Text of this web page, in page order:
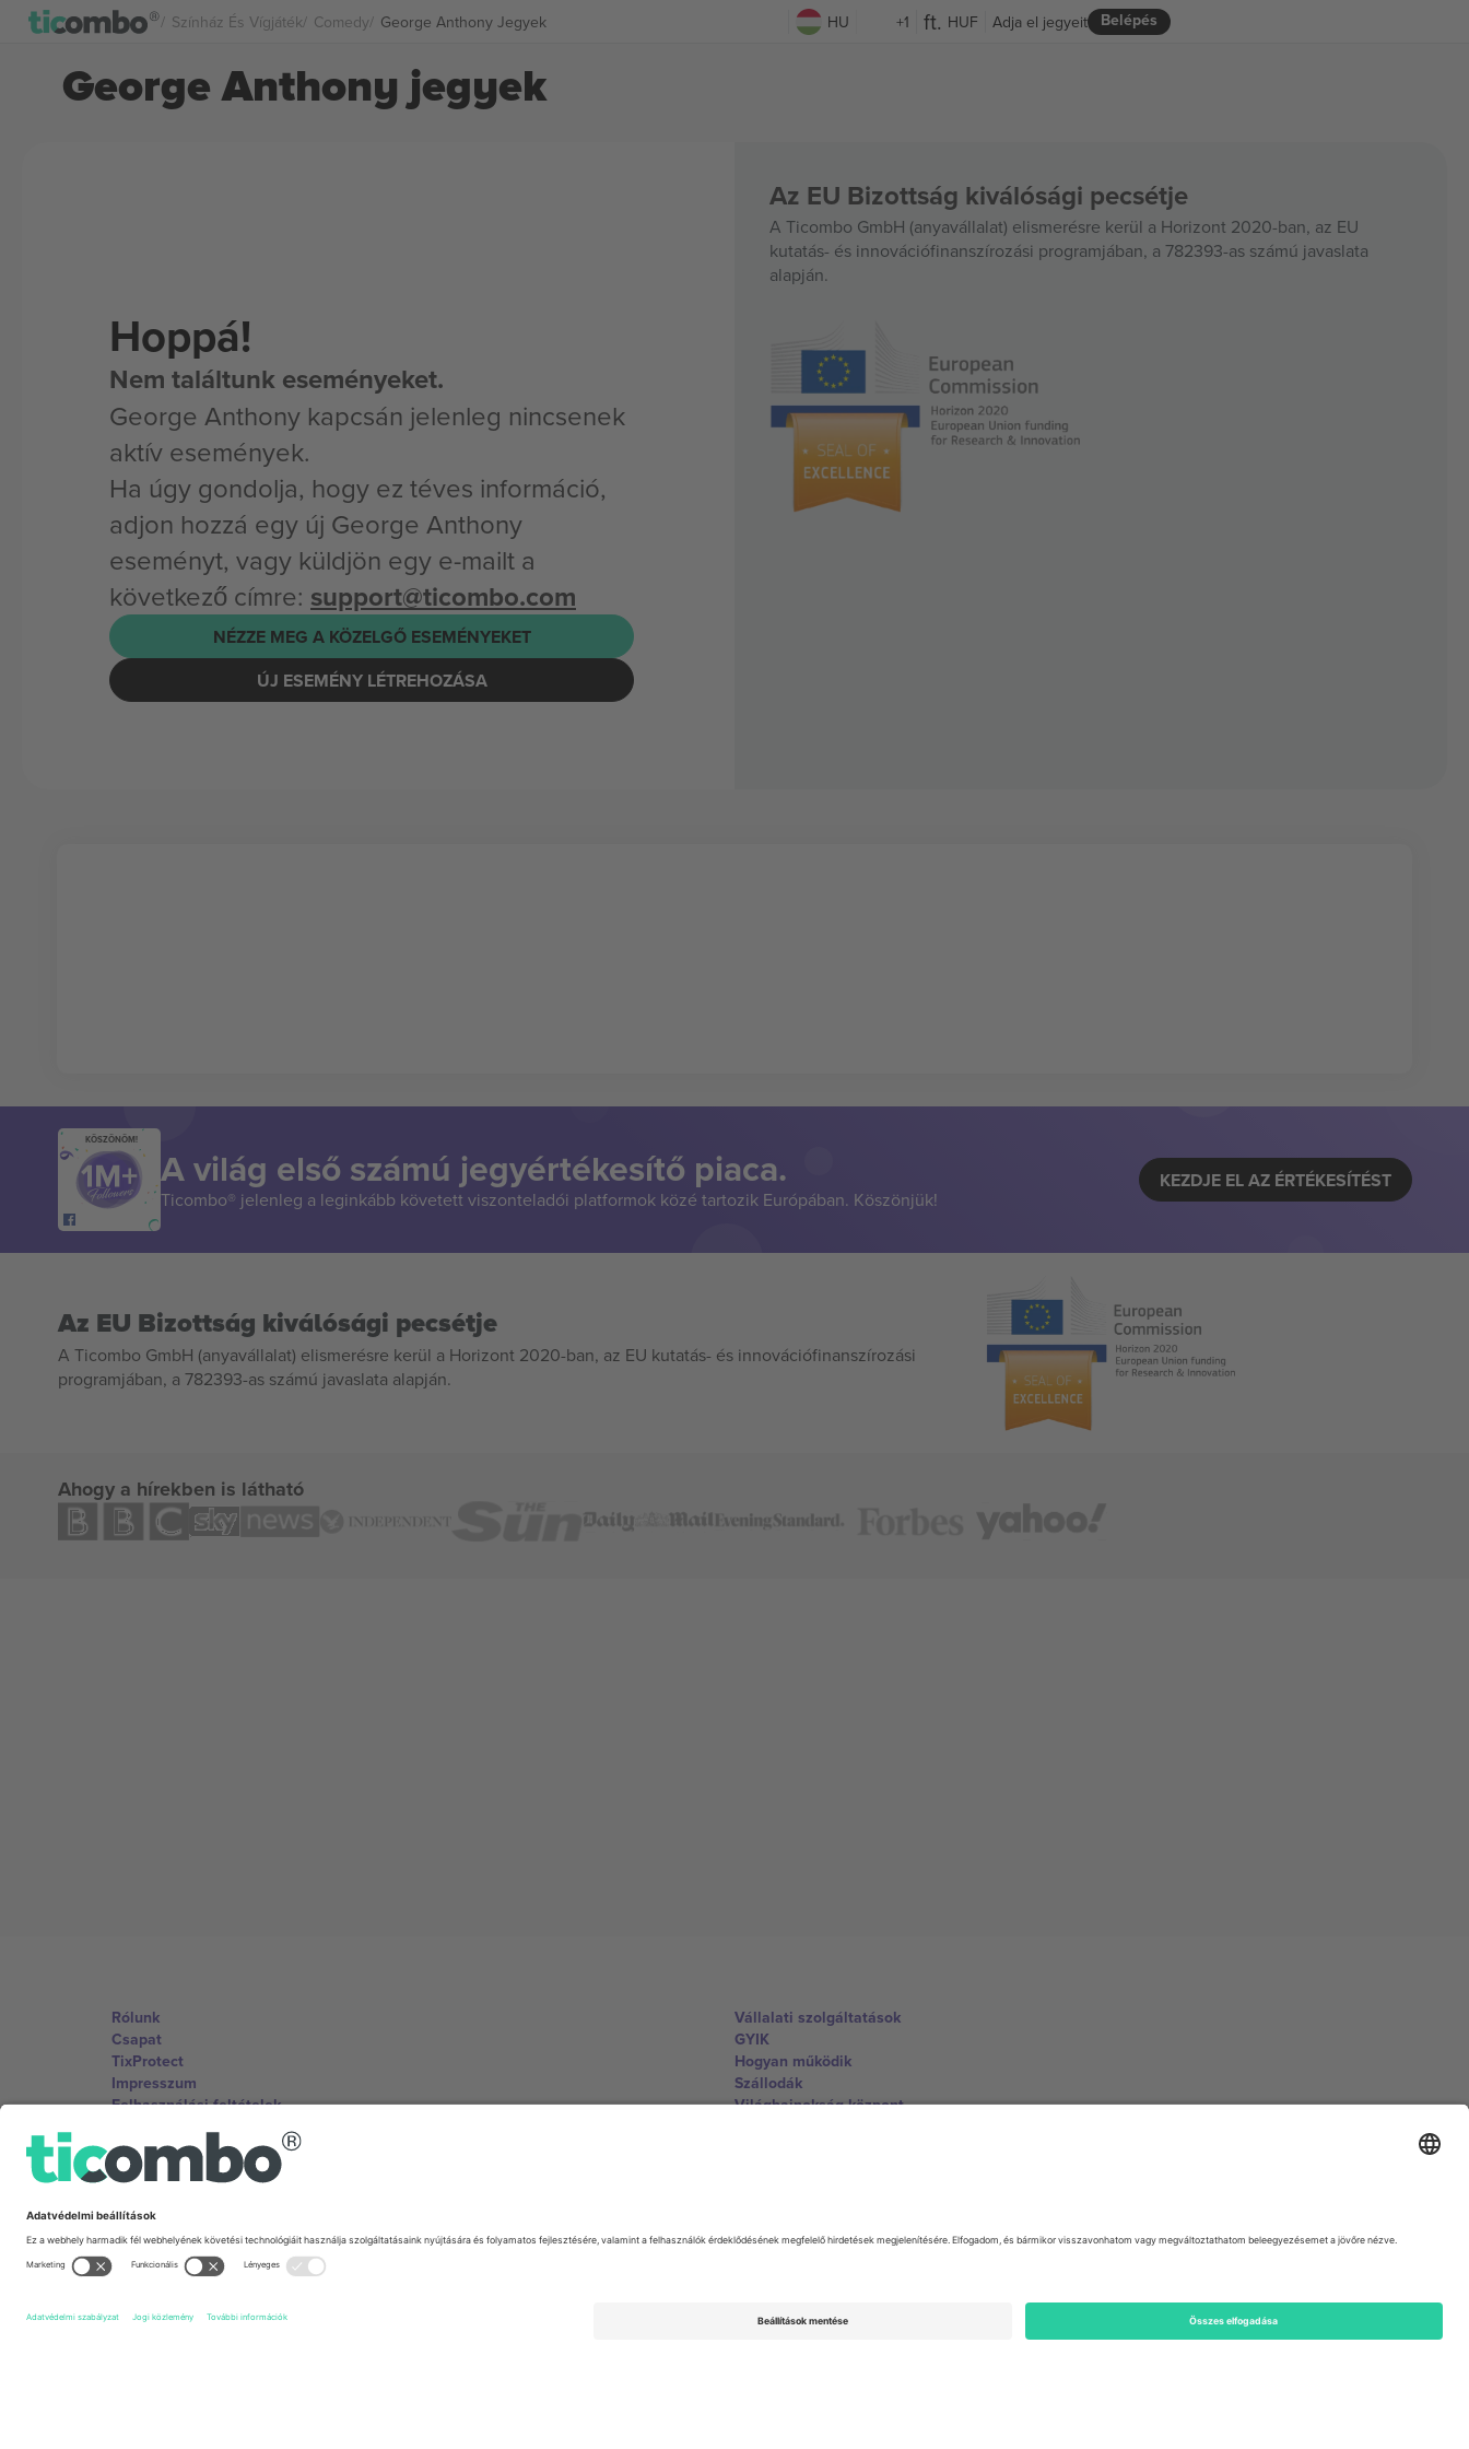
Színház És Vígjáték Comedy George Anthony Jegyek HU +1 HUF Belépés
Adja el jegyeit
George Anthony jegyek
Hoppá!
Nem találtunk eseményeket.
George Anthony kapcsán jelenleg nincsenek
aktív események.
Ha úgy gondolja, hogy ez téves információ,
adjon hozzá egy új George Anthony
eseményt, vagy küldjön egy e-mailt a
következő címre: support@ticombo.com
NÉZZE MEG A KÖZELGŐ ESEMÉNYEKET
ÚJ ESEMÉNY LÉTREHOZÁSA
Az EU Bizottság kiválósági pecsétje
A Ticombo GmbH (anyavállalat) elismerésre kerül a Horizont 2020-ban, az EU
kutatás- és innovációfinanszírozási programjában, a 782393-as számú javaslata
alapján.
KÖSZÖNÖM!
A világ első számú jegyértékesítő piaca.
Ticombo® jelenleg a leginkább követett viszonteladói platformok közé tartozik Európában. Köszönjük!
KEZDJE EL AZ ÉRTÉKESÍTÉST
Az EU Bizottság kiválósági pecsétje
A Ticombo GmbH (anyavállalat) elismerésre kerül a Horizont 2020-ban, az EU kutatás- és innovációfinanszírozási
programjában, a 782393-as számú javaslata alapján.
Ahogy a hírekben is látható
Rólunk
Csapat
TixProtect
Impresszum
Felhasználási feltételek
Partnerprogram
Vállalati szolgáltatások
GYIK
Hogyan működik
Szállodák
Világbajnokság központ